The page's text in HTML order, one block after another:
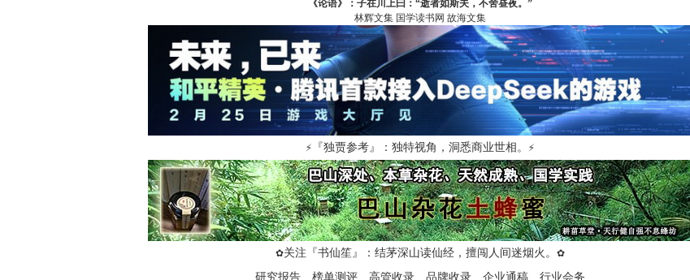
《论语》：子在川上曰：“逝者如斯夫，不舍昼夜。”
林辉文集 国学读书网 故海文集
⚡ 『独贾参考』：独特视角，洞悉商业世相。 ⚡
✿关注『书仙笙』：结茅深山读仙经，擅闯人间迷烟火。 ✿
研究报告、榜单测评、高管收录、品牌收录、企业通稿、行业会务